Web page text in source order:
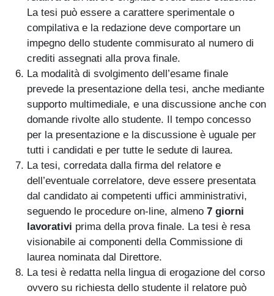
La tesi può essere a carattere sperimentale o
compilativa e la redazione deve comportare un
impegno dello studente commisurato al numero di
crediti assegnati alla prova finale.
La modalità di svolgimento dell’esame finale
prevede la presentazione della tesi, anche mediante
supporto multimediale, e una discussione anche con
domande rivolte allo studente. Il tempo concesso
per la presentazione e la discussione è uguale per
tutti i candidati e per tutte le sedute di laurea.
La tesi, corredata dalla firma del relatore e
dell’eventuale correlatore, deve essere presentata
dal candidato ai competenti uffici amministrativi,
seguendo le procedure on-line, almeno 7 giorni
lavorativi prima della prova finale. La tesi è resa
visionabile ai componenti della Commissione di
laurea nominata dal Direttore.
La tesi è redatta nella lingua di erogazione del corso
ovvero su richiesta dello studente il relatore può